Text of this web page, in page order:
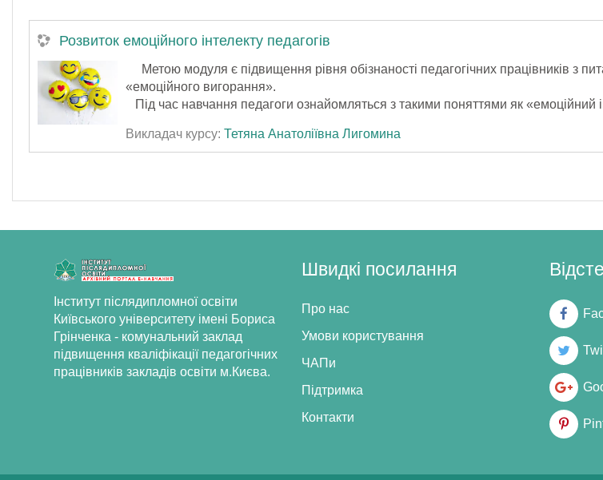
Розвиток емоційного інтелекту педагогів
Метою модуля є підвищення рівня обізнаності педагогічних працівників з
«емоційного вигорання».
Під час навчання педагоги ознайомляться з такими поняттями як «емоційний
зняття емоційної напруги.
Викладач курсу: Тетяна Анатоліївна Лигомина
Інститут післядипломної освіти
Київського університету імені Бориса
Грінченка - комунальний заклад
підвищення кваліфікації педагогічних
працівників закладів освіти м.Києва.
Швидкі посилання
Про нас
Умови користування
ЧАПи
Підтримка
Контакти